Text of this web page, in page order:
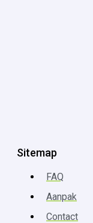
Sitemap
FAQ
Aanpak
Contact